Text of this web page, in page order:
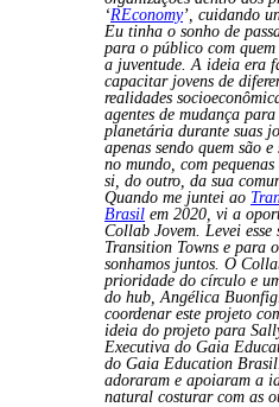
‘REconomy’, cuidando
Eu tinha o sonho de
para o público com
a juventude. A ideia era
capacitar jovens de
realidades
agentes de mudança
planetária durante suas
apenas sendo quem são
no mundo, com
si, do outro, da sua
Quando me juntei ao
Brasil em 2020, vi a
Collab Jovem. Levei
Transition Towns e para
sonhamos juntos. O
prioridade do círculo e
do hub, Angélica
coordenar este projeto
ideia do projeto para
Executiva do Gaia
do Gaia Education
adoraram e apoiaram a
natural costurar com as